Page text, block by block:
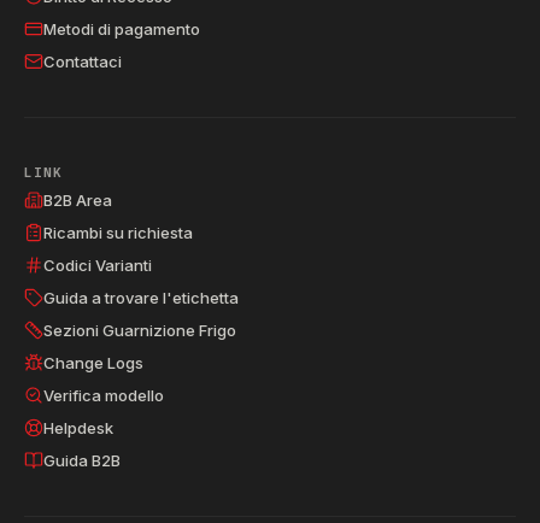
Metodi di pagamento
Contattaci
LINK
B2B Area
Ricambi su richiesta
Codici Varianti
Guida a trovare l'etichetta
Sezioni Guarnizione Frigo
Change Logs
Verifica modello
Helpdesk
Guida B2B